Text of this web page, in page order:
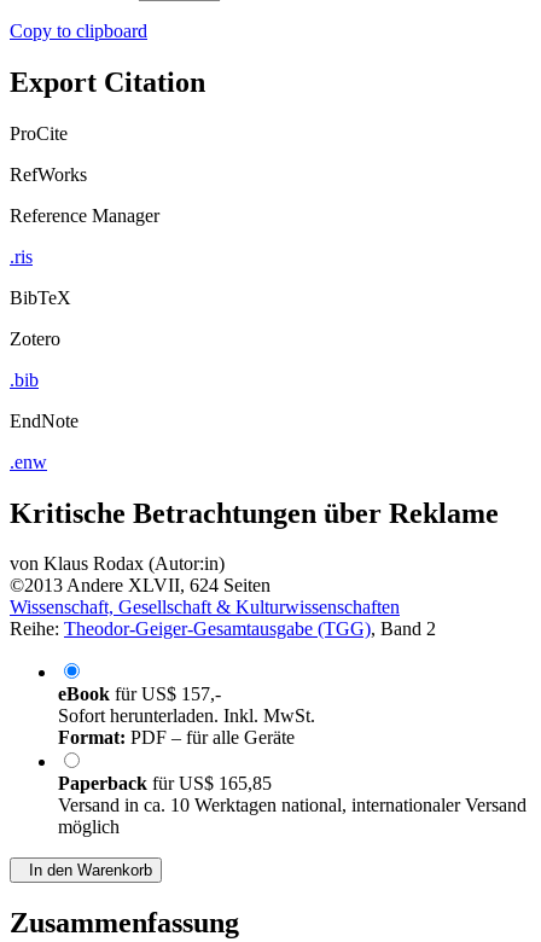
Copy to clipboard
Export Citation
ProCite
RefWorks
Reference Manager
.ris
BibTeX
Zotero
.bib
EndNote
.enw
Kritische Betrachtungen über Reklame
von Klaus Rodax (Autor:in)
©2013Andere XLVII, 624 Seiten
Wissenschaft, Gesellschaft & Kulturwissenschaften
Reihe: Theodor-Geiger-Gesamtausgabe (TGG), Band 2
eBook fürUS$ 157,-
Sofort herunterladen. Inkl. MwSt.
Format: PDF – für alle Geräte
Paperback fürUS$ 165,85
Versand in ca. 10 Werktagen national, internationaler Versand
möglich
In den Warenkorb
Zusammenfassung